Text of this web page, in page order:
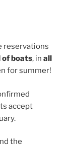
reservations
of boats, in all
for summer!
accept
the